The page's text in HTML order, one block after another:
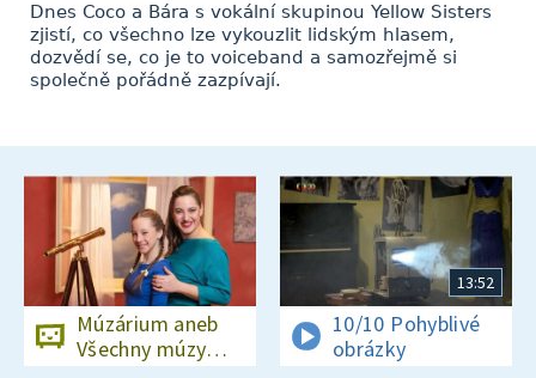
Dnes Coco a Bára s vokální skupinou Yellow Sisters
zjistí, co všechno lze vykouzlit lidským hlasem,
dozvědí se, co je to voiceband a samozřejmě si
společně pořádně zazpívají.
Múzárium aneb
Všechny múzy
13:52
10/10 Pohyblivé
obrázky